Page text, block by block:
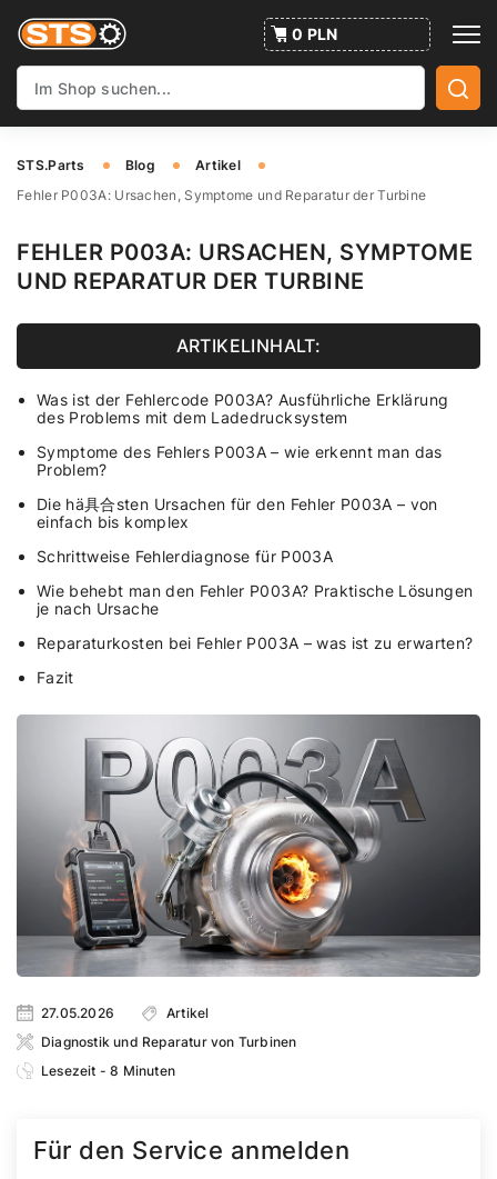
0 PLN
STS.Parts Blog
Artikel
Fehler P003A: Ursachen, Symptome und Reparatur der Turbine
FEHLER P003A: URSACHEN, SYMPTOME
UND REPARATUR DER TURBINE
ARTIKELINHALT:
Was ist der Fehlercode P003A? Ausführliche Erklärung
des Problems mit dem Ladedrucksystem
Symptome des Fehlers P003A – wie erkennt man das
Problem?
Die hä具合sten Ursachen für den Fehler P003A – von
einfach bis komplex
Schrittweise Fehlerdiagnose für P003A
Wie behebt man den Fehler P003A? Praktische Lösungen
je nach Ursache
Reparaturkosten bei Fehler P003A – was ist zu erwarten?
Fazit
27.05.2026
Artikel
Diagnostik und Reparatur von Turbinen
Lesezeit - 8 Minuten
Für den Service anmelden